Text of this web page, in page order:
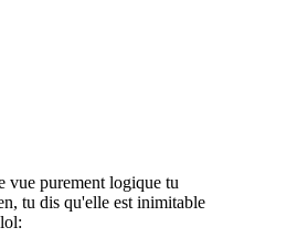
vue purement logique tu
tu dis qu'elle est inimitable